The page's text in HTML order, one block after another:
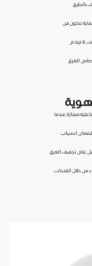
بالطرق
تكون من
لا ترتدي
العرق
ممتازة عندما
لضمان انسياب
على تجفيف العرق
من خلال الفتحات